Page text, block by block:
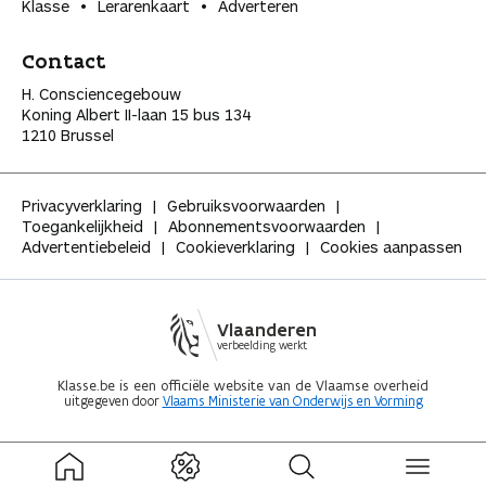
Klasse Lerarenkaart Adverteren
Contact
H. Consciencegebouw
Koning Albert II-laan 15 bus 134
1210 Brussel
Privacyverklaring
Gebruiksvoorwaarden
Toegankelijkheid
Abonnementsvoorwaarden
Advertentiebeleid
Cookieverklaring Cookies aanpassen
Vlaanderen
verbeelding werkt
Klasse.be is een officiële website van de Vlaamse overheid
uitgegeven door Vlaams Ministerie van Onderwijs en Vorming